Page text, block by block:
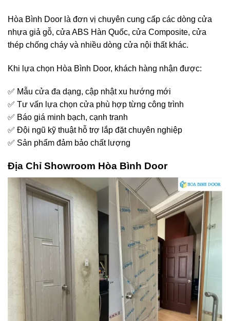
Hòa Bình Door là đơn vị chuyên cung cấp các dòng cửa
nhựa giả gỗ, cửa ABS Hàn Quốc, cửa Composite, cửa
thép chống cháy và nhiều dòng cửa nội thất khác.
Khi lựa chọn Hòa Bình Door, khách hàng nhận được:
✅ Mẫu cửa đa dạng, cập nhật xu hướng mới
✅ Tư vấn lựa chọn cửa phù hợp từng công trình
✅ Báo giá minh bạch, cạnh tranh
✅ Đội ngũ kỹ thuật hỗ trợ lắp đặt chuyên nghiệp
✅ Sản phẩm đảm bảo chất lượng
Địa Chỉ Showroom Hòa Bình Door